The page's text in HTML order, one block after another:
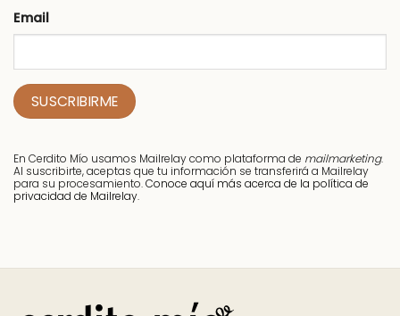
Email
En Cerdito Mío usamos Mailrelay como plataforma de mailmarketing.
Al suscribirte, aceptas que tu información se transferirá a Mailrelay
para su procesamiento.Conoce aquí más acerca de la política de
privacidad de Mailrelay.